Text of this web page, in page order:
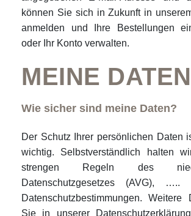
können Sie sich in Zukunft in
anmelden und Ihre Bestellungen
oder Ihr Konto verwalten.
MEINE DATEN
Wie sicher sind meine Daten?
Der Schutz Ihrer persönlichen Daten
wichtig. Selbstverständlich halten
strengen Regeln des
Datenschutzgesetzes (AVG), …..
Datenschutzbestimmungen. Weitere
Sie in unserer